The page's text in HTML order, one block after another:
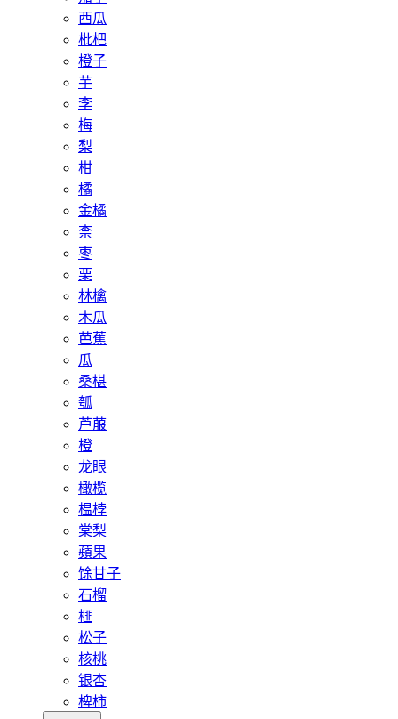
西瓜
枇杷
橙子
芋
李
梅
梨
柑
橘
金橘
柰
枣
栗
林檎
木瓜
芭蕉
瓜
桑椹
瓠
芦菔
橙
龙眼
橄榄
榅桲
棠梨
蘋果
馀甘子
石榴
榧
松子
核桃
银杏
椑柿